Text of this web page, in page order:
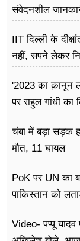
संवेदनशील
IIT दिल्ली के
नहीं, सपने लेकर
'2023 का क़ानून
पर राहुल गांधी का
चंबा में बड़ा सड़क
मौत, 11 घायल
PoK पर UN का
पाकिस्तान को
Video- पप्पू